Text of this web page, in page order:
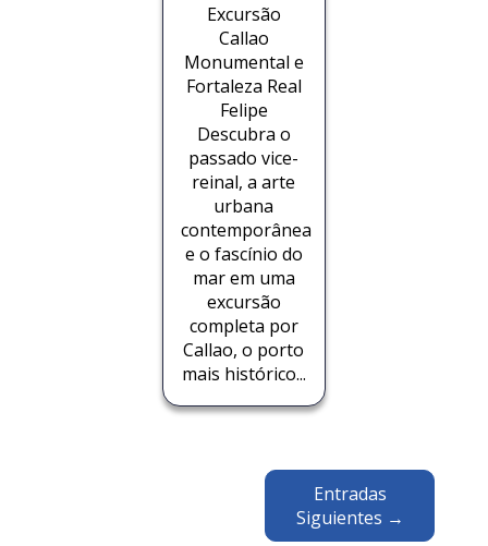
Excursão
Callao
Monumental e
Fortaleza Real
Felipe
Descubra o
passado vice-
reinal, a arte
urbana
contemporânea
e o fascínio do
mar em uma
excursão
completa por
Callao, o porto
mais histórico...
Entradas
Siguientes →